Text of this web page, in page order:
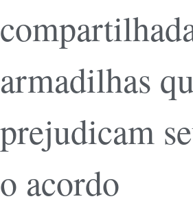
armadilhas
prejudicam
o acordo